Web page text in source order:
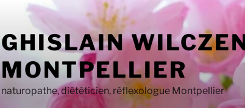
GHISLAIN
MONTPELLIER
naturopathe, diététicien, réflexologue Montpellier